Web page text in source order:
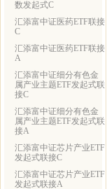
数发起式C
汇添富中证医药ETF联接
C
汇添富中证医药ETF联接
A
汇添富中证细分有色金
属产业主题ETF发起式联
接C
汇添富中证细分有色金
属产业主题ETF发起式联
接A
汇添富中证芯片产业ETF
发起式联接C
汇添富中证芯片产业ETF
发起式联接A